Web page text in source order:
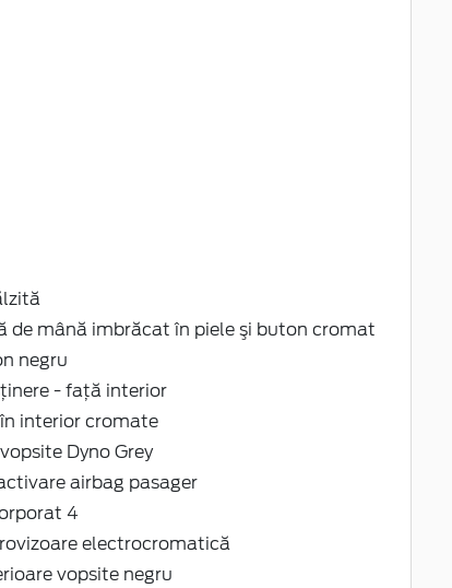
de mână imbrăcat în piele şi buton cromat
negru
- față interior
interior cromate
Dyno Grey
airbag pasager
4
electrocromatică
vopsite negru